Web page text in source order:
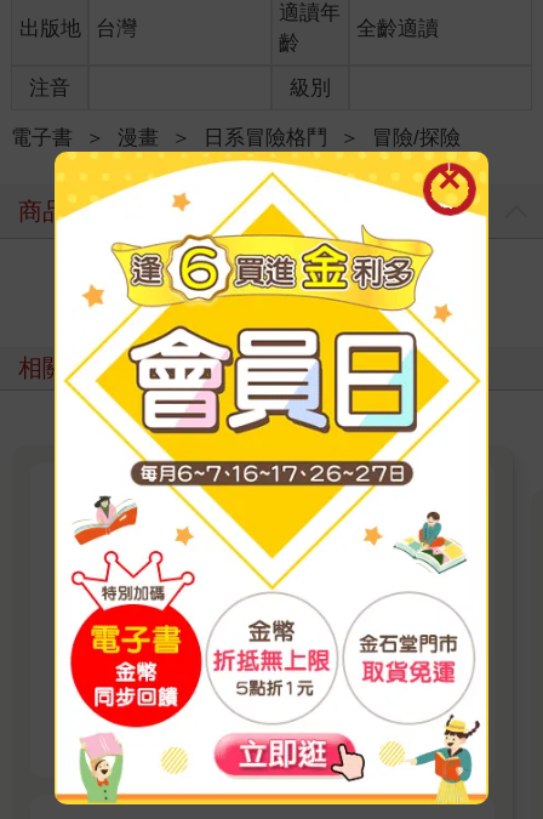
出版地 台灣
適讀年
齡
全齡適讀
注音 級別
電子書 ＞ 漫畫 ＞ 日系冒險格鬥 ＞ 冒險/探險
商品評價
寫評價
相關主題
【百合】對我垂涎欲滴的非人少
女
2025年動畫播出，巴哈姆特動畫瘋4.9顆星好
評！ 「我來找妳，是為了吃掉妳。 」 突然出現
的人魚少女．汐莉，溫柔地牽起在靠海城鎮獨居
的女高中生．比名子的手，對她這麼說。
看更多